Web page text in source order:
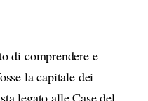
di comprendere e
la capitale dei
legato alle Case del